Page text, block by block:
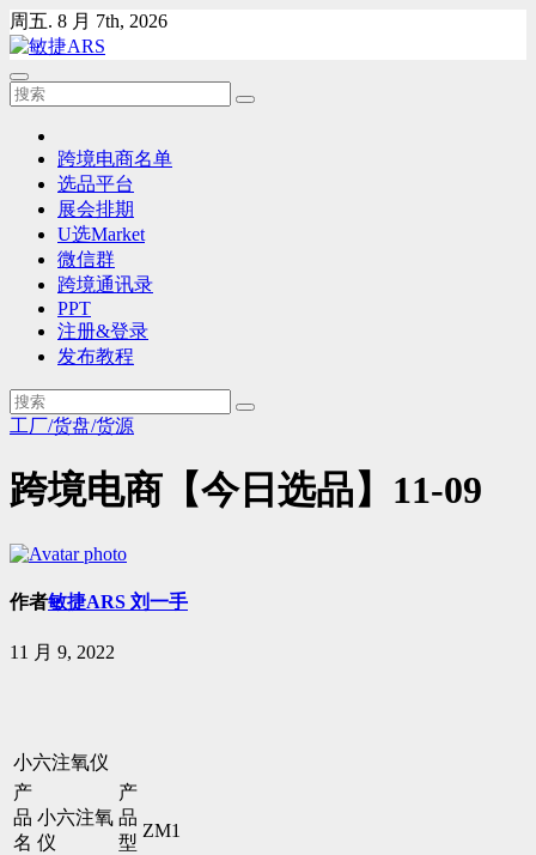
Skip
to
content
周五. 8 月 7th, 2026
跨境电商名单
选品平台
展会排期
U选Market
微信群
跨境通讯录
PPT
注册&登录
发布教程
工厂/货盘/货源
跨境电商【今日选品】11-09
作者敏捷ARS 刘一手
11 月 9, 2022
小六注氧仪
产
品
名
小六注氧
仪
产
品
型
ZM1